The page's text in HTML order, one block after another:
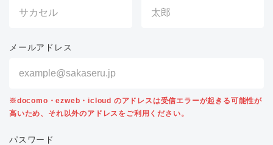
メールアドレス
※docomo・ezweb・icloud のアドレスは受信エラーが起きる可能性が
高いため、それ以外のアドレスをご利用ください。
パスワード